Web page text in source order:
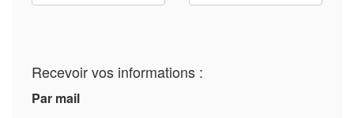
Recevoir vos informations :
Par mail